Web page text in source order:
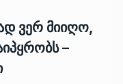
ვერ მიიღო,
–